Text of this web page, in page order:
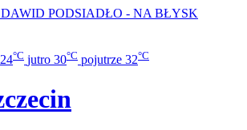
DAWID PODSIADŁO - NA BŁYSK
24°C jutro 30°C pojutrze 32°C